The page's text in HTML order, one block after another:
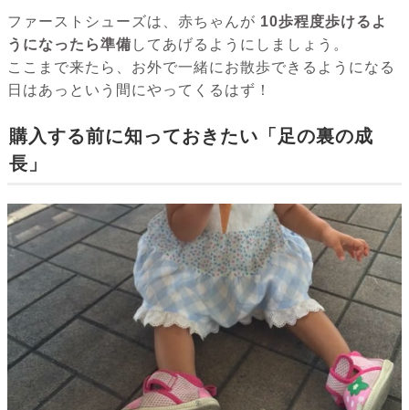
ファーストシューズは、赤ちゃんが 10歩程度歩けるよ
うになったら準備 してあげるようにしましょう。
ここまで来たら、お外で一緒にお散歩できるようになる
日はあっという間にやってくるはず！
購入する前に知っておきたい「足の裏の成
長」